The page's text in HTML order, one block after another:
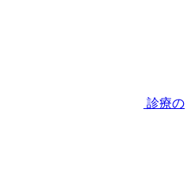
診療の